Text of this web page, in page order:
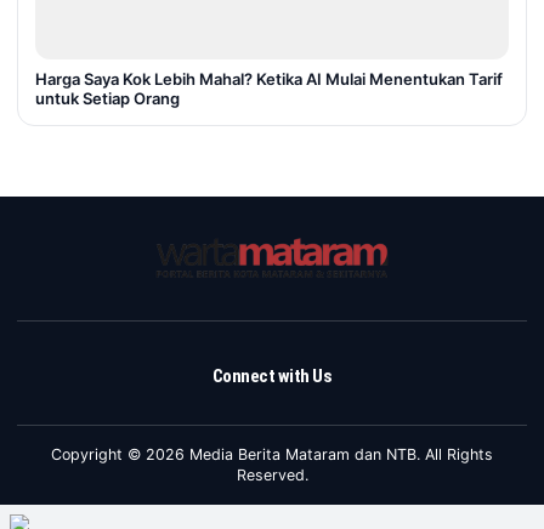
Harga Saya Kok Lebih Mahal? Ketika AI Mulai Menentukan Tarif
untuk Setiap Orang
Connect with Us
Copyright © 2026 Media Berita Mataram dan NTB. All Rights
Reserved.